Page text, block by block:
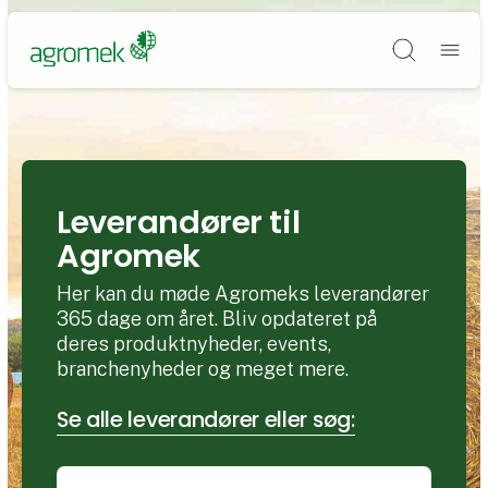
Søg
Leverandører til
Agromek
Her kan du møde Agromeks leverandører
365 dage om året. Bliv opdateret på
deres produktnyheder, events,
branchenyheder og meget mere.
Se alle leverandører eller søg: